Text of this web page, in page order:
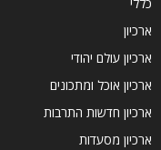
ארכיון
ארכיון עולם יהודי
ארכיון אוכל ומתכונים
ארכיון חדשות התרבות
ארכיון מסעדות